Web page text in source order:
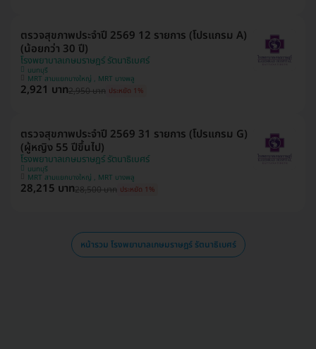
ตรวจสุขภาพประจำปี 2569 12 รายการ (โปรแกรม A)
(น้อยกว่า 30 ปี)
โรงพยาบาลเกษมราษฎร์ รัตนาธิเบศร์
นนทบุรี
MRT สามแยกบางใหญ่ , MRT บางพลู
2,921 บาท2,950 บาท ประหยัด 1%
ตรวจสุขภาพประจำปี 2569 31 รายการ (โปรแกรม G)
(ผู้หญิง 55 ปีขึ้นไป)
โรงพยาบาลเกษมราษฎร์ รัตนาธิเบศร์
นนทบุรี
MRT สามแยกบางใหญ่ , MRT บางพลู
28,215 บาท28,500 บาท ประหยัด 1%
หน้ารวม โรงพยาบาลเกษมราษฎร์ รัตนาธิเบศร์